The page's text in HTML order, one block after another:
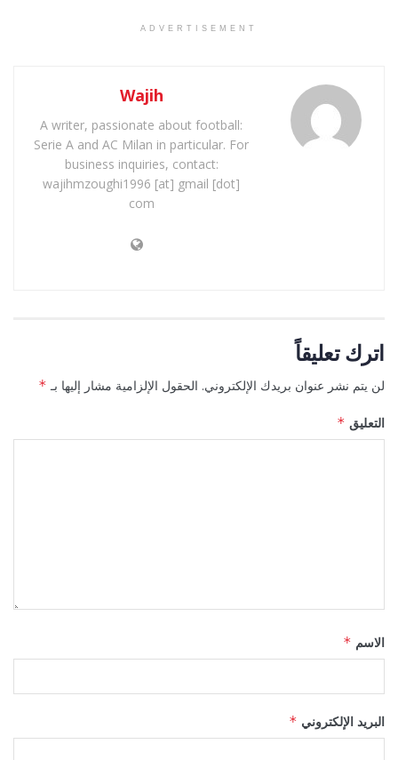
ADVERTISEMENT
Wajih
A writer, passionate about football:
Serie A and AC Milan in particular. For
business inquiries, contact:
wajihmzoughi1996 [at] gmail [dot]
com
اترك تعليقاً
لن يتم نشر عنوان بريدك الإلكتروني. الحقول الإلزامية مشار إليها بـ *
التعليق *
الاسم *
البريد الإلكتروني *